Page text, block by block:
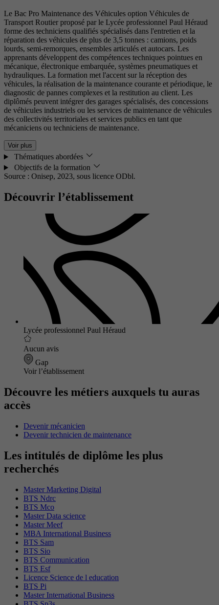
Le Bac Pro Maintenance des Véhicules option Véhicules de
Transport Routier proposé par le Lycée professionnel Paul Héraud
forme des techniciens qualifiés spécialisés dans l'entretien et la
réparation des véhicules de plus de 3,5 tonnes : camions, poids
lourds, semi-remorques, ensembles articulés et autocars. Les
apprenants développent des compétences techniques pointues en
mécanique, électronique embarquée, systèmes pneumatiques et
hydrauliques. La formation met l'accent sur la réception des
véhicules, la réalisation de la maintenance courante et périodique, le
diagnostic de pannes complexes et la restitution au client. Les
diplômés peuvent intégrer des garages spécialisés, des concessions
de véhicules industriels ou les services de maintenance de véhicules
des collectivités territoriales et services publics en tant que
mécaniciens ou techniciens de maintenance.
Voir plus
Thématiques abordées
Objectifs de la formation
Source : Onisep, 2023, sous licence ODbl.
Découvrir l’établissement
Lycée professionnel Paul Héraud
Aucun avis
Gap
Voir l’établissement
Découvre les métiers auxquels tu auras
accès
Devenir mécanicien
Devenir technicien de maintenance
Les intitulés de diplôme les plus
recherchés
Master Marketing Digital
BTS Ndrc
BTS Mco
Master Data science
Master Meef
MBA International Business
BTS Sam
BTS Sio
BTS Communication
BTS Esf
Licence Science de l education
BTS Pi
Master International Business